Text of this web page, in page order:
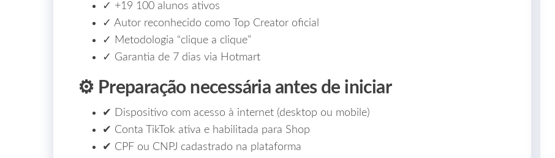
✓ +19 100 alunos ativos
✓ Autor reconhecido como Top Creator oficial
✓ Metodologia “clique a clique”
✓ Garantia de 7 dias via Hotmart
⚙️ Preparação necessária antes de iniciar
✔ Dispositivo com acesso à internet (desktop ou mobile)
✔ Conta TikTok ativa e habilitada para Shop
✔ CPF ou CNPJ cadastrado na plataforma